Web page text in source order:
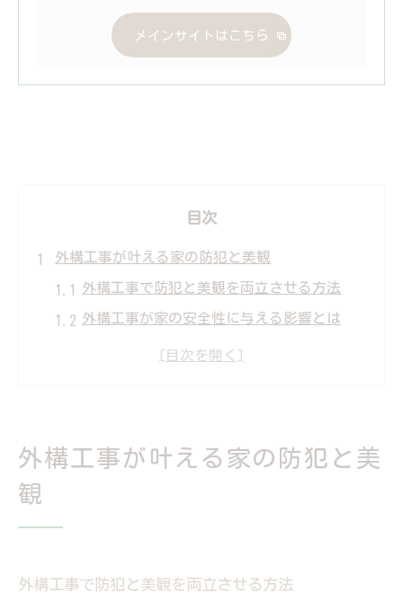
メインサイトはこちら
目次
外構工事が叶える家の防犯と美観
外構工事で防犯と美観を両立させる方法
外構工事が家の安全性に与える影響とは
外構工事で実現する美しい防犯対策の秘訣
外構工事がもたらす安心な暮らしの工夫
安心を高める防犯外構工事の選び方
外構工事が叶える家の防犯と美
観
外構工事で防犯と美観を両立させる方法